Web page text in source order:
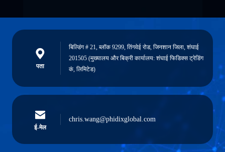
पता
बिल्डिंग # 21, ब्लॉक 9299, तिंगवेई रोड, जिनशान जिला, शंघाई
201505 (मुख्यालय और बिक्री कार्यालय: शंघाई फिडिक्स ट्रेडिंग
कं, लिमिटेड)
ई-मेल
chris.wang@phidixglobal.com